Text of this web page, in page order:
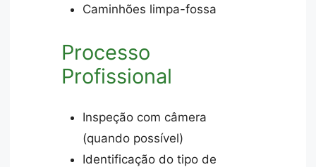
Caminhões limpa-fossa
Processo
Profissional
Inspeção com câmera
(quando possível)
Identificação do tipo de